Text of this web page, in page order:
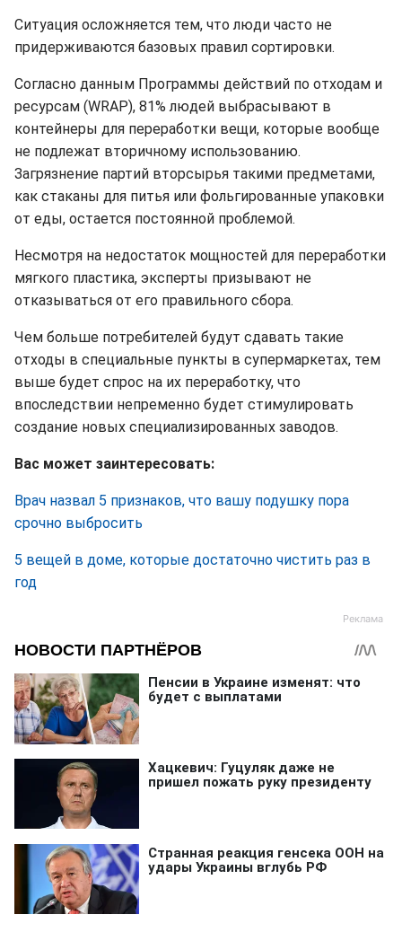
Ситуация осложняется тем, что люди часто не
придерживаются базовых правил сортировки.
Согласно данным Программы действий по отходам и
ресурсам (WRAP), 81% людей выбрасывают в
контейнеры для переработки вещи, которые вообще
не подлежат вторичному использованию.
Загрязнение партий вторсырья такими предметами,
как стаканы для питья или фольгированные упаковки
от еды, остается постоянной проблемой.
Несмотря на недостаток мощностей для переработки
мягкого пластика, эксперты призывают не
отказываться от его правильного сбора.
Чем больше потребителей будут сдавать такие
отходы в специальные пункты в супермаркетах, тем
выше будет спрос на их переработку, что
впоследствии непременно будет стимулировать
создание новых специализированных заводов.
Вас может заинтересовать:
Врач назвал 5 признаков, что вашу подушку пора
срочно выбросить
5 вещей в доме, которые достаточно чистить раз в
год